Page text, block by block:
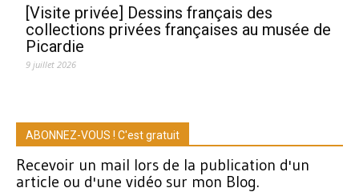
[Visite privée] Dessins français des
collections privées françaises au musée de
Picardie
9 juillet 2026
ABONNEZ-VOUS ! C'est gratuit
Recevoir un mail lors de la publication d'un
article ou d'une vidéo sur mon Blog.